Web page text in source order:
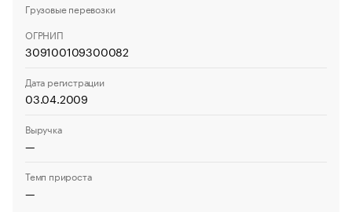
Грузовые перевозки
ОГРНИП
309100109300082
Дата регистрации
03.04.2009
Выручка
—
Темп прироста
—